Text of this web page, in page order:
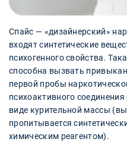
Спайс — «дизайнерский»
входят синтетические
психогенного свойства.
способна вызвать
первой пробы
психоактивного
виде курительной массы
пропитывается
химическим реагентом).